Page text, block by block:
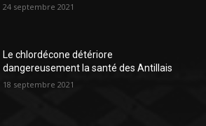
24 septembre 2021
Le chlordécone détériore
dangereusement la santé des Antillais
18 septembre 2021